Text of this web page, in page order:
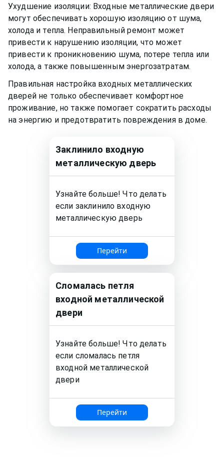
Ухудшение изоляции: Входные металлические двери
могут обеспечивать хорошую изоляцию от шума,
холода и тепла. Неправильный ремонт может
привести к нарушению изоляции, что может
привести к проникновению шума, потере тепла или
холода, а также повышенным энергозатратам.
Правильная настройка входных металлических
дверей не только обеспечивает комфортное
проживание, но также помогает сократить расходы
на энергию и предотвратить повреждения в доме.
Заклинило входную
металлическую дверь
Узнайте больше! Что делать
если заклинило входную
металлическую дверь
Перейти
Сломалась петля
входной металлической
двери
Узнайте больше! Что делать
если сломалась петля
входной металлической
двери
Перейти